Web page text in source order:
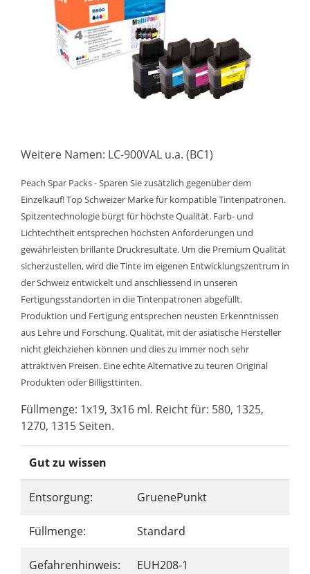
Weitere Namen: LC-900VAL u.a. (BC1)
Peach Spar Packs - Sparen Sie zusätzlich gegenüber dem
Einzelkauf! Top Schweizer Marke für kompatible Tintenpatronen.
Spitzentechnologie bürgt für höchste Qualität. Farb- und
Lichtechtheit entsprechen höchsten Anforderungen und
gewährleisten brillante Druckresultate. Um die Premium Qualität
sicherzustellen, wird die Tinte im eigenen Entwicklungszentrum in
der Schweiz entwickelt und anschliessend in unseren
Fertigungsstandorten in die Tintenpatronen abgefüllt.
Produktion und Fertigung entsprechen neusten Erkenntnissen
aus Lehre und Forschung. Qualität, mit der asiatische Hersteller
nicht gleichziehen können und dies zu immer noch sehr
attraktiven Preisen. Eine echte Alternative zu teuren Original
Produkten oder Billigsttinten.
Füllmenge: 1x19, 3x16 ml. Reicht für: 580, 1325,
1270, 1315 Seiten.
Gut zu wissen
Entsorgung: GruenePunkt
Füllmenge: Standard
Gefahrenhinweis: EUH208-1